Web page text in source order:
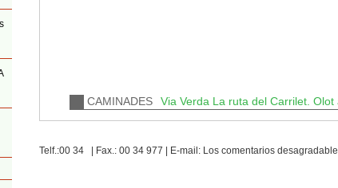
CAMINADES Via Verda La ruta del Carrilet.
Telf.:00 34 | Fax.: 00 34 977 | E-mail: Los comentarios